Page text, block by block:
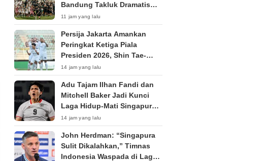
Bandung Takluk Dramatis
Lewat Adu Penalti
11 jam yang lalu
Persija Jakarta Amankan
Peringkat Ketiga Piala
Presiden 2026, Shin Tae-
yong Langsung Fokus TC di
Thailand
14 jam yang lalu
Adu Tajam Ilhan Fandi dan
Mitchell Baker Jadi Kunci
Laga Hidup-Mati Singapura
vs Timnas Indonesia di Piala
AFF 2026
14 jam yang lalu
John Herdman: “Singapura
Sulit Dikalahkan,” Timnas
Indonesia Waspada di Laga